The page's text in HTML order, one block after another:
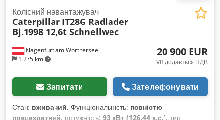
Klagenfurt am Wörthersee
1 275 km
Колісний навантажувач
Caterpillar IT28G Radlader
Bj.1998 12,6t Schnellwec
20 900 EUR
VB додається ПДВ
Запитати Зателефонувати
Стан: вживаний, Функціональність: повністю
працездатний, потужність: 93 кВт (126,44 к.с.), тип